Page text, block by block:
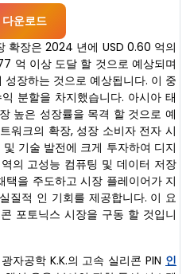
운로드
확장은 2024 년에 USD 0.60 억의
억 이상 도달 할 것으로 예상되며
장하는 것으로 예상됩니다. 이 중
분할을 차지했습니다. 아시아 태
높은 성장률을 목격 할 것으로 예
워크의 확장, 성장 소비자 전자 시
기술 발전에 크게 투자하여 디지
의 고성능 컴퓨팅 및 데이터 저장
택을 주도하고 시장 플레이어가 지
질적 인 기회를 제공합니다. 이 요
포토닉스 시장을 구동 할 것입니
공학 K.K.의 고속 실리콘 PIN 인